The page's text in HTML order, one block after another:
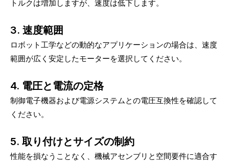
トルクは増加しますが、速度は低下します。
3. 速度範囲
ロボット工学などの動的なアプリケーションの場合は、速度
範囲が広く安定したモーターを選択してください。
4. 電圧と電流の定格
制御電子機器および電源システムとの電圧互換性を確認して
ください。
5. 取り付けとサイズの制約
性能を損なうことなく、機械アセンブリと空間要件に適合す